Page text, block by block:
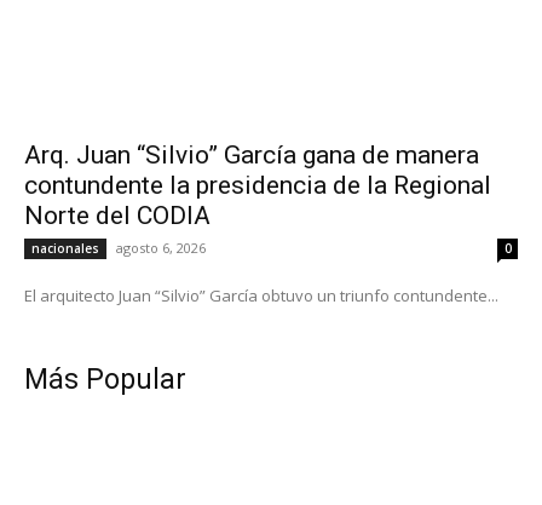
Arq. Juan “Silvio” García gana de manera
contundente la presidencia de la Regional
Norte del CODIA
nacionales agosto 6, 2026 0
El arquitecto Juan “Silvio” García obtuvo un triunfo contundente...
Más Popular